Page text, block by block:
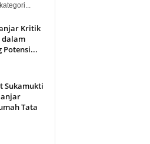
Kritik
dalam
Potensi...
Sukamukti
Tata